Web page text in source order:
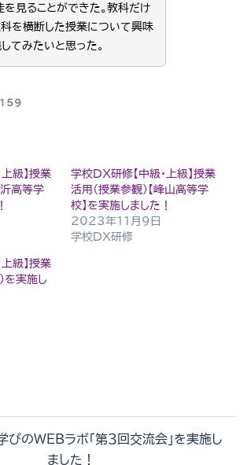
を見ることができた。教科だけ
科を横断した授業について興味
てみたいと思った。
159
級】授業
沂高等学
学校DX研修【中級・上級】授業
活用（授業参観）【峰山高等学
校】を実施しました！
2023年11月9日
学校DX研修
級】授業
を実施し
びのWEBラボ「第３回交流会」を実施し
ました！